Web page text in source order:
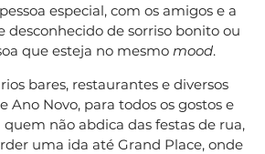
especial, com os amigos e a
desconhecido de sorriso bonito ou
que esteja no mesmo mood.
bares, restaurantes e diversos
Ano Novo, para todos os gostos e
não abdica das festas de rua,
uma ida até Grand Place, onde